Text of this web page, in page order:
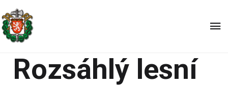
Rozsáhlý lesní